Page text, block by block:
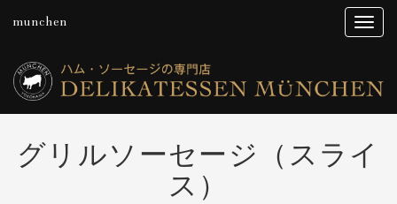
munchen
グリルソーセージ（スライ
ス）